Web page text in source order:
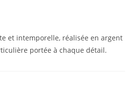
et intemporelle, réalisée en argent
portée à chaque détail.